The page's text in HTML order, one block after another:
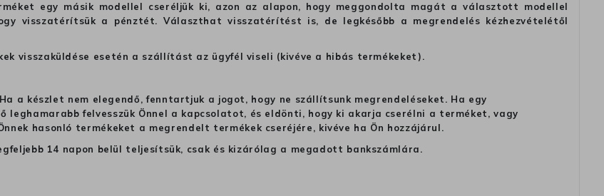
egy másik modellel cseréljük ki, azon az alapon, hogy meggondolta magát a választott modellel
visszatérítsük a pénztét. Választhat visszatérítést is, de legkésőbb a megrendelés kézhezvételétől
visszaküldése esetén a szállítást az ügyfél viseli (kivéve a hibás termékeket).
a készlet nem elegendő, fenntartjuk a jogot, hogy ne szállítsunk megrendeléseket. Ha egy
leghamarabb felvesszük Önnel a kapcsolatot, és eldönti, hogy ki akarja cserélni a terméket, vagy
hasonló termékeket a megrendelt termékek cseréjére, kivéve ha Ön hozzájárul.
14 napon belül teljesítsük, csak és kizárólag a megadott bankszámlára.